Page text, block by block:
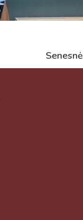
Senesnė